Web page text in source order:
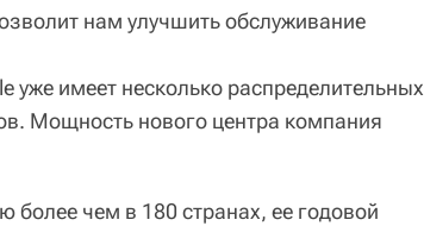
нам улучшить обслуживание
уже имеет несколько распределительных
Мощность нового центра компания
более чем в 180 странах, ее годовой